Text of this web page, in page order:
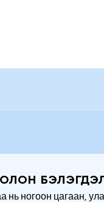
БЭЛЭГДЭЛ
нь ногоон цагаан,